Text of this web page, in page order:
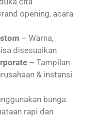
opening, acara
– Warna,
disesuaikan
– Tampilan
& instansi
bunga
rapi dan